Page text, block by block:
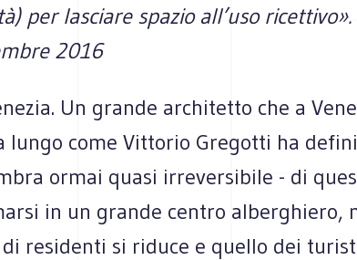
per lasciare spazio all’uso ricettivo».
2016
Un grande architetto che a
lungo come Vittorio Gregotti ha
ormai quasi irreversibile - di
in un grande centro alberghiero,
residenti si riduce e quello dei